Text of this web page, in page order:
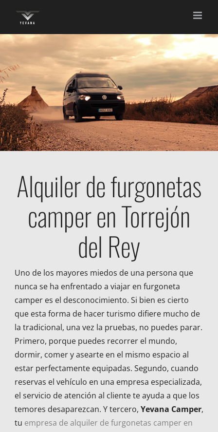
contenido
Alquiler de furgonetas
camper en Torrejón
del Rey
Uno de los mayores miedos de una persona que
nunca se ha enfrentado a viajar en furgoneta
camper es el desconocimiento. Si bien es cierto
que esta forma de hacer turismo difiere mucho de
la tradicional, una vez la pruebas, no puedes parar.
Primero, porque puedes recorrer el mundo,
dormir, comer y asearte en el mismo espacio al
estar perfectamente equipadas. Segundo, cuando
reservas el vehículo en una empresa especializada,
el servicio de atención al cliente te ayuda a que los
temores desaparezcan. Y tercero, Yevana Camper,
tu empresa de alquiler de furgonetas camper en